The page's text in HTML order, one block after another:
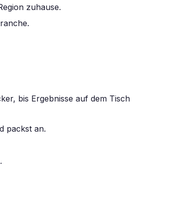
zuhause.
bis Ergebnisse auf dem Tisch
packst an.